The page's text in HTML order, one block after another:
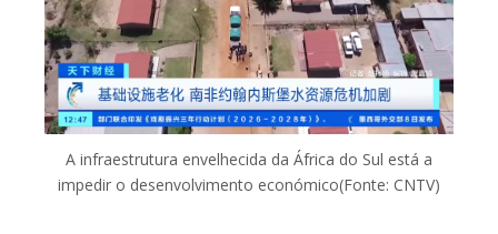
A infraestrutura envelhecida da África do Sul está a
impedir o desenvolvimento económico(Fonte: CNTV)